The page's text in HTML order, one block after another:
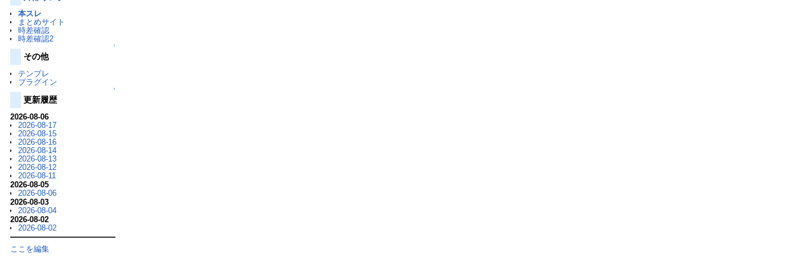
本スレ
まとめサイト
時差確認
時差確認2
↑
その他
テンプレ
プラグイン
↑
更新履歴
2026-08-06
2026-08-17
2026-08-15
2026-08-16
2026-08-14
2026-08-13
2026-08-12
2026-08-11
2026-08-05
2026-08-06
2026-08-03
2026-08-04
2026-08-02
2026-08-02
ここを編集